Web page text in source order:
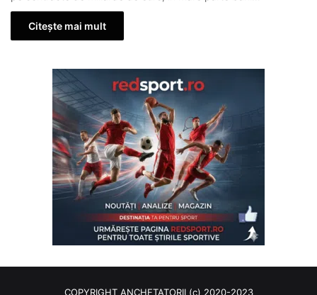
Citește mai mult
COPYRIGHT ANCHETATORII (c) 2020-2023